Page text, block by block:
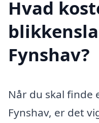
Hvad
Fynshav?
Når du skal finde
Fynshav, er det